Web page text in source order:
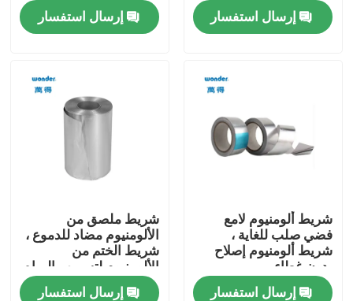
بيت
فيديوهات
معلومات عنا
جولة في المصنع
إرسال استفسار
إرسال استفسار
شريط ألومنيوم لامع
فضي صلب للغاية ،
شريط ألومنيوم إصلاح
بدون غطاء
إرسال استفسار
شريط ملصق من
الألومنيوم مضاد للدموع ،
شريط الختم من
الألومنيوم لتسريب المياه
إرسال استفسار